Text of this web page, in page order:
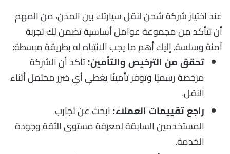
عند اختيار شركة شحن لنقل سيارتك بين المدن، من المهم
أن تتأكد من مجموعة عوامل أساسية تضمن لك تجربة
آمنة وسلسة. إليك أهم ما يجب الانتباه له بطريقة مبسطة:
تحقق من الترخيص والتأمين: تأكد أن الشركة
مرخصة رسميًا وتوفر تأمينًا يغطي أي ضرر محتمل أثناء
النقل.
راجع تقييمات العملاء: ابحث عن تجارب
المستخدمين السابقة لمعرفة مستوى الثقة وجودة
الخدمة.